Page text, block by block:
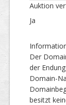
Auktion
Ja
Der
der
Domain-
besitzt